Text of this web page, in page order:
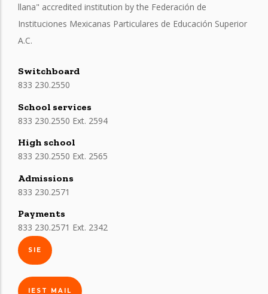
llana" accredited institution by the Federación de
Instituciones Mexicanas Particulares de Educación Superior
A.C.
Switchboard
833 230.2550
School services
833 230.2550 Ext. 2594
High school
833 230.2550 Ext. 2565
Admissions
833 230.2571
Payments
833 230.2571 Ext. 2342
SIE
IEST MAIL